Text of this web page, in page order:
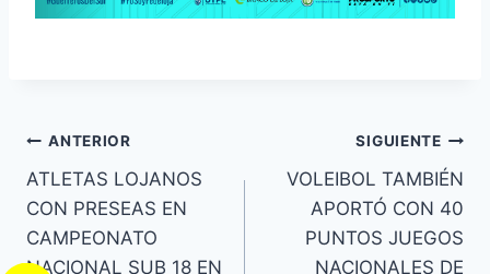
ANTERIOR
ATLETAS LOJANOS
CON PRESEAS EN
CAMPEONATO
NACIONAL SUB 18 EN
SIGUIENTE
VOLEIBOL TAMBIÉN
APORTÓ CON 40
PUNTOS JUEGOS
NACIONALES DE